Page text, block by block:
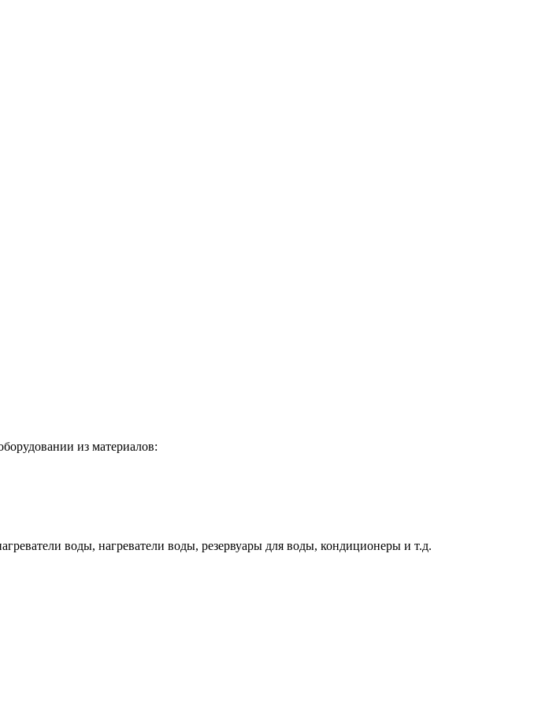
из материалов:
воды, нагреватели воды, резервуары для воды, кондиционеры и т.д.